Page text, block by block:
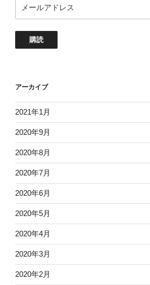
ー
ド
購読
アーカイブ
2021年1月
2020年9月
2020年8月
2020年7月
2020年6月
2020年5月
2020年4月
2020年3月
2020年2月